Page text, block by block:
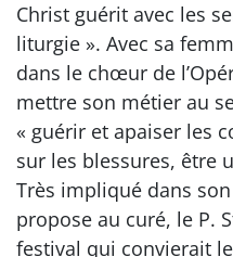
Christ guérit avec les
liturgie ». Avec sa
dans le chœur de
mettre son métier au
« guérir et apaiser les
sur les blessures, être
Très impliqué dans
propose au curé, le P.
festival qui convierait